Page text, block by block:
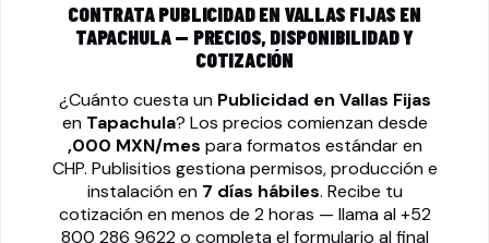
CONTRATA PUBLICIDAD EN VALLAS FIJAS EN
TAPACHULA — PRECIOS, DISPONIBILIDAD Y
COTIZACIÓN
¿Cuánto cuesta un Publicidad en Vallas Fijas
en Tapachula? Los precios comienzan desde
,000 MXN/mes para formatos estándar en
CHP. Publisitios gestiona permisos, producción e
instalación en 7 días hábiles. Recibe tu
cotización en menos de 2 horas — llama al+52
800 286 9622o completa el formulario al final